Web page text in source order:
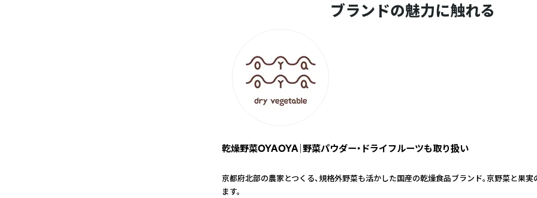
ブランドの魅力に触れる
乾燥野菜OYAOYA｜野菜パウダー・ドライフルーツも取り扱い
京都府北部の農家とつくる、規格外野菜も活かした国産の乾燥食品ブランド。京野菜と果
ます。